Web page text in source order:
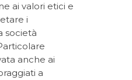
ai valori etici e
i
società
anche ai
a